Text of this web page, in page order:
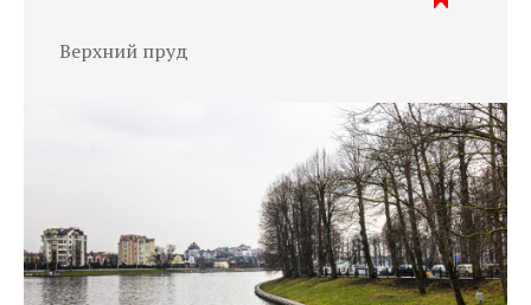
Верхний пруд